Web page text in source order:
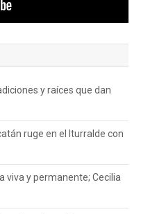
y raíces que dan
ruge en el Iturralde con
viva y permanente; Cecilia